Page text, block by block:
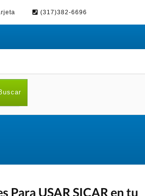
(317)382-6696
Para USAR SICAR en tu